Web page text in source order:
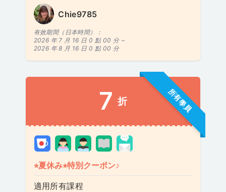
Chie9785
有效期間（日本時間）：
2026 年 7 月 16 日 0 點 00 分 ~
2026 年 8 月 16 日 0 點 00 分
所有學員
7 折
⭐︎夏休み⭐︎特別クーポン♪
適用所有課程